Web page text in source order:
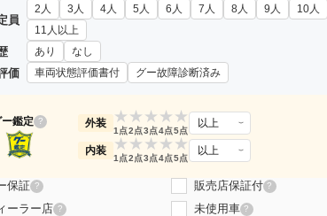
員
2人 3人 4人 5人 6人 7人 8人 9人
10人
11人以上
あり なし
価 車両状態評価書付 グー故障診断済み
ー鑑定 ? 外装 ★
1点
★
2点
★
3点
★
4点
★
5点
以上
内装 ★
1点
★
2点
★
3点
★
4点
★
5点
以上
保証 ? 販売店保証付 ?
ーラー店 ? 未使用車 ?